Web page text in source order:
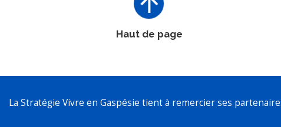
Haut de page
La Stratégie Vivre en Gaspésie tient à remercier ses